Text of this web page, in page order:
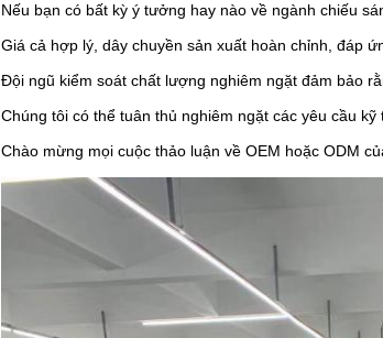
Nếu bạn có bất kỳ ý tưởng hay nào về ngành chiếu
Giá cả hợp lý, dây chuyền sản xuất hoàn chỉnh, đáp
Đội ngũ kiểm soát chất lượng nghiêm ngặt đảm bảo
Chúng tôi có thể tuân thủ nghiêm ngặt các yêu cầu kỹ
Chào mừng mọi cuộc thảo luận về OEM hoặc ODM